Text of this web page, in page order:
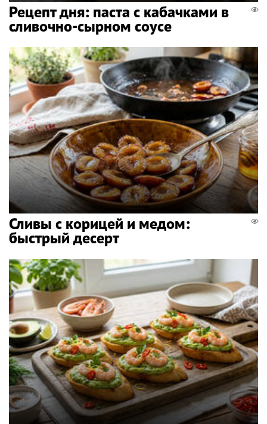
Рецепт дня: паста с кабачками в
сливочно-сырном соусе
Сливы с корицей и медом:
быстрый десерт